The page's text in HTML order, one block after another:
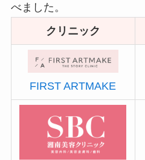
べました。
クリニック
FIRST ARTMAKE